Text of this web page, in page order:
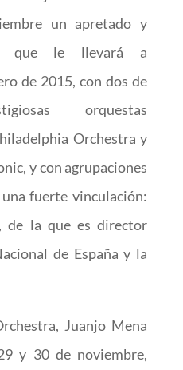
un apretado y
que le llevará a
de 2015, con dos de
orquestas
Orchestra y
y con agrupaciones
fuerte vinculación:
de la que es director
de España y la
Juanjo Mena
y 30 de noviembre,